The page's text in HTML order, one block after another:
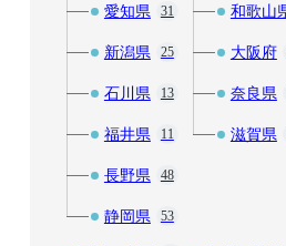
愛知県 31
新潟県 25
石川県 13
福井県 11
長野県 48
静岡県 53
和歌山
大阪府
奈良県
滋賀県